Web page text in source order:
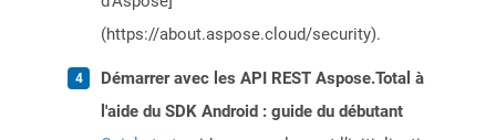
(https://about.aspose.cloud/security).
Démarrer avec les API REST Aspose.Total à
l'aide du SDK Android : guide du débutant